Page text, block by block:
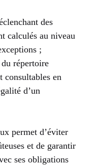
des
calculés au niveau
;
répertoire
consultables en
d’un
permet d’éviter
et de garantir
ses obligations